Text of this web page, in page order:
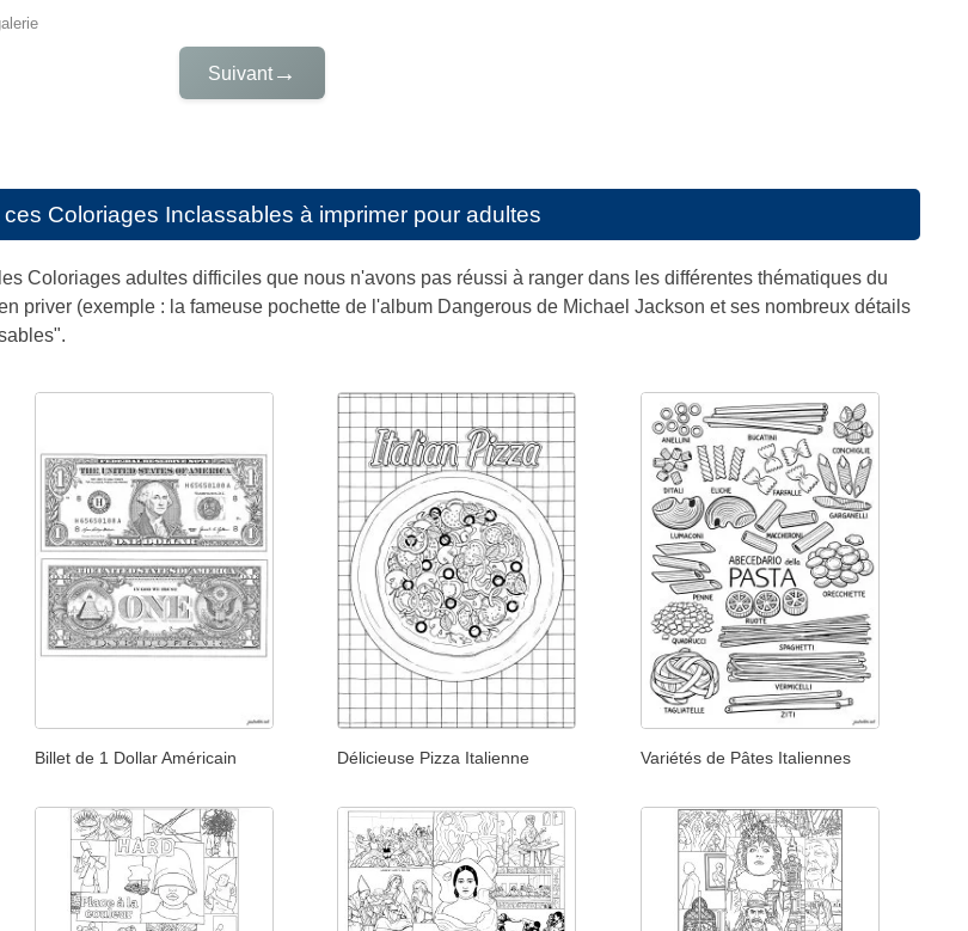
Suivant→
ces Coloriages Inclassables à imprimer pour adultes
Coloriages adultes difficiles que nous n'avons pas réussi à ranger dans les différentes thématiques du
priver (exemple : la fameuse pochette de l'album Dangerous de Michael Jackson et ses nombreux détails
Billet de 1 Dollar Américain Délicieuse Pizza Italienne Variétés de Pâtes Italiennes